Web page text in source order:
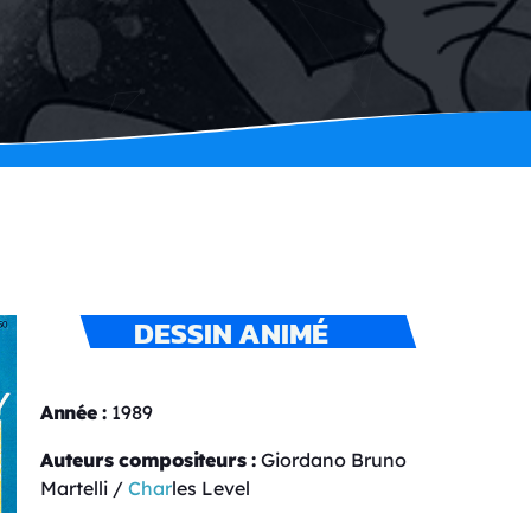
DESSIN ANIMÉ
Année : 1989
Auteurs compositeurs :Giordano Bruno
Martelli / Charles Level